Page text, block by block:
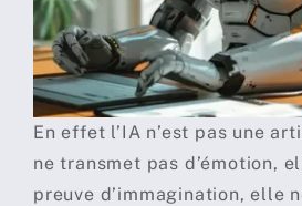
En effet l’IA n’est pas une
ne transmet pas d’émotion,
preuve d’immagination, elle